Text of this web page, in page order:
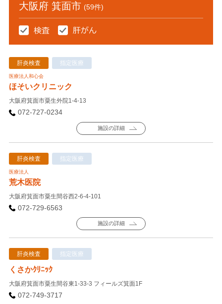
大阪府 箕面市 (59件)
肝炎検査 指定医療
医療法人和心会
ほそいクリニック
大阪府箕面市粟生外院1-4-13
072-727-0234
施設の詳細
肝炎検査 指定医療
医療法人
荒木医院
大阪府箕面市粟生間谷西2-6-4-101
072-729-6563
施設の詳細
肝炎検査 指定医療
くさかｸﾘﾆｯｸ
大阪府箕面市粟生間谷東1-33-3 フィールズ箕面1F
072-749-3717